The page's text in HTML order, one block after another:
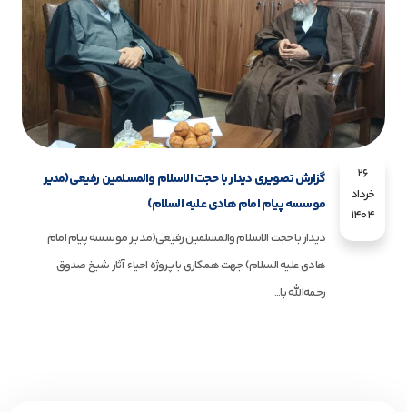
26
خرداد
1404
گزارش تصویری دیدار با حجت الاسلام والمسلمین رفیعی(مدیر
موسسه پیام امام هادی علیه السلام)
دیدار با حجت الاسلام والمسلمین رفیعی(مدیر موسسه پیام امام
هادی علیه السلام) جهت همکاری با پروژه احیاء آثار شیخ صدوق
رحمه‌الله با...